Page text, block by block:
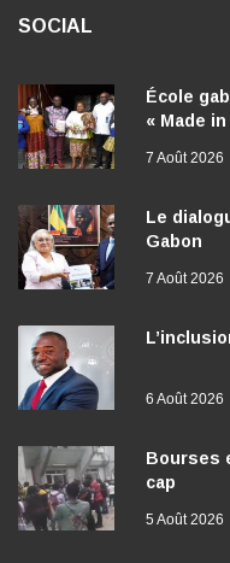
SOCIAL
École
« Made
7 Août 2026
Le
Gabon
7 Août 2026
6 Août 2026
Bourses
cap
5 Août 2026